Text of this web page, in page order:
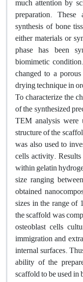
preparation.
synthesis of bone
either materials or
phase has been
biomimetic
changed to a
drying technique in
To characterize the
of the synthesized
TEM analysis were
structure of the
was also used to
cells activity.
within gelatin
size ranging
obtained
sizes in the range of
the scaffold was
osteoblast cells
immigration and
internal surfaces.
ability of the
scaffold to be used in